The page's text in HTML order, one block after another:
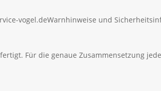
vogel.deWarnhinweise und
Für die genaue Zusammensetzung